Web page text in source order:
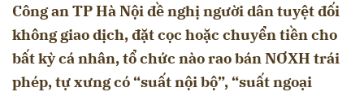
Công an TP Hà Nội đề nghị người dân tuyệt đối
không giao dịch, đặt cọc hoặc chuyển tiền cho
bất kỳ cá nhân, tổ chức nào rao bán NƠXH trái
phép, tự xưng có “suất nội bộ”, “suất ngoại
Hủy